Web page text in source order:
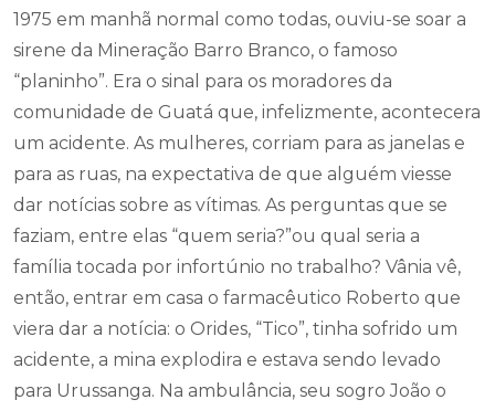
1975 em manhã normal como todas, ouviu-se soar a
sirene da Mineração Barro Branco, o famoso
“planinho”. Era o sinal para os moradores da
comunidade de Guatá que, infelizmente, acontecera
um acidente. As mulheres, corriam para as janelas e
para as ruas, na expectativa de que alguém viesse
dar notícias sobre as vítimas. As perguntas que se
faziam, entre elas “quem seria?”ou qual seria a
família tocada por infortúnio no trabalho? Vânia vê,
então, entrar em casa o farmacêutico Roberto que
viera dar a notícia: o Orides, “Tico”, tinha sofrido um
acidente, a mina explodira e estava sendo levado
para Urussanga. Na ambulância, seu sogro João o